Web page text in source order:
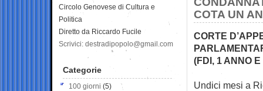
COTA UN
CORTE
(FDI, 1 ANNO E
Undici mesi a
Circolo Genovese di Cultura e
Politica
Diretto da Riccardo Fucile
Scrivici: destradipopolo@gmail.com
Categorie
100 giorni (5)